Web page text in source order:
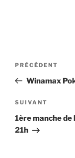
Navigation
l’article
Article
précédent
PRÉCÉDENT
Winamax
Article
suivant
SUIVANT
1ère manche de
21h